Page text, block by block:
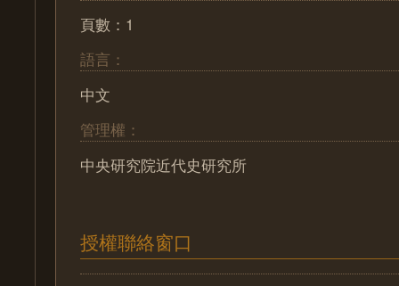
頁數：1
語言：
中文
管理權：
中央研究院近代史研究所
授權聯絡窗口